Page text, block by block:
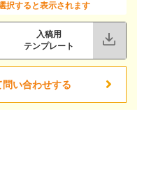
択すると表示されます
入稿用
テンプレート
い合わせする